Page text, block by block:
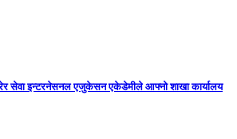
सेवा इन्टरनेसनल एजुकेसन एकेडेमीले आफ्नो शाखा कार्यालय